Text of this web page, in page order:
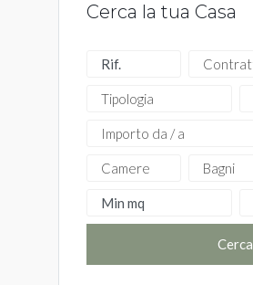
Cerca la tua Casa
Cerca